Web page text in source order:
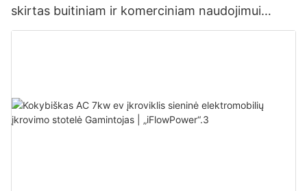
skirtas buitiniam ir komerciniam naudojimui
OCPP1.6J